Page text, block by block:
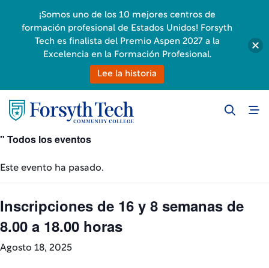
" Todos los eventos
Este evento ha pasado.
Inscripciones de 16 y 8 semanas de
8.00 a 18.00 horas
Agosto 18, 2025
¡Somos uno de los 10 mejores centros de
formación profesional de Estados Unidos! Forsyth
Tech es finalista del Premio Aspen 2027 a la
Excelencia en la Formación Profesional.
Lee la historia